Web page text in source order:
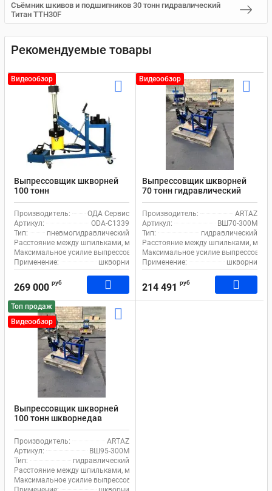
Съёмник шкивов и подшипников 30 тонн гидравлический
Титан TTH30F
Рекомендуемые товары
Видеообзор
Выпрессовщик шкворней
100 тонн
пневмогидравлический
шкворнедав для
грузовиков на тележке ОДА
Сервис ODA-C1339, с
педалью
Производитель:
ОДА Сервис
Артикул:
ODA-C1339
Тип:
пневмогидравлический
Расстояние между шпильками, мм:
260
Максимальное усилие выпрессовщика, т: 100
Применение:
шкворни
269 000 руб
Видеообзор
Выпрессовщик шкворней
70 тонн гидравлический
шкворнедав для
грузовиков на тележке
ВШ70-300М с ручным
насосом
Производитель:
ARTAZ
Артикул:
ВШ70-300М
Тип:
гидравлический
Расстояние между шпильками, мм:
Максимальное усилие
Применение:
шкворни
214 491 руб
Топ продаж
Видеообзор
Выпрессовщик шкворней
100 тонн шкворнедав
гидравлический с ручным
насосом для грузовиков на
тележке ВШ95-300М
Производитель:
ARTAZ
Артикул:
ВШ95-300М
Тип:
гидравлический
Расстояние между шпильками, мм:
Максимальное усилие выпрессовщика, т: